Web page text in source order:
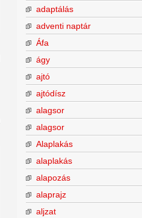
adaptálás
adventi naptár
Áfa
ágy
ajtó
ajtódísz
alagsor
alagsor
Alaplakás
alaplakás
alapozás
alaprajz
aljzat